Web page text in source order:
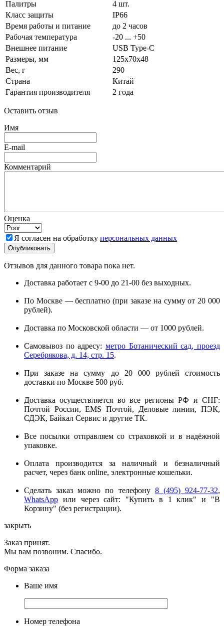
Палитры
4 шт.
Класс защиты
IP66
Время работы и питание
до 2 часов
Рабочая температура
-20 ... +50
Внешнее питание
USB Type-C
Размеры, мм
125x70x48
Вес, г
290
Страна
Китай
Гарантия производителя
2 года
Оставить отзыв
Имя
E-mail
Комментарий
Оценка
Я согласен на обработку персональных данных
Отзывов для данного товара пока нет.
Доставка работает с 9-00 до 21-00 без выходных.
По Москве — бесплатно (при заказе на сумму от 20 000
рублей).
Доставка по Московской области — от 1000 рублей.
Самовывоз по адресу: метро Ботанический сад, проезд
Серебрякова, д. 14, стр. 15.
При заказе на сумму до 20 000 рублей стоимость
доставки по Москве 500 руб.
Доставка осуществляется во все регионы РФ и СНГ:
Почтой России, EMS Почтой, Деловые линии, ПЭК,
СДЭК, Байкал Сервис и другие ТК.
Все посылки отправляем со страховкой и в надёжной
упаковке.
Оплата производится за наличный и безналичный
расчет, через банк online, электронные кошельки.
Сделать заказ можно по телефону 8 (495) 924-77-32,
WhatsApp или через сайт: "Купить в 1 клик" и "В
Корзину" (без регистрации).
закрыть
Заказ принят.
Мы вам позвоним. Спасибо.
Форма заказа
Ваше имя
Номер телефона